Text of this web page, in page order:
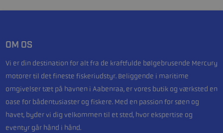
OM OS
Vi er din destination for alt fra de kraftfulde bølgebrusende Mercury
motorer til det fineste fiskeriudstyr. Beliggende i maritime
omgivelser tæt på havnen i Aabenraa, er vores butik og værksted en
oase for bådentusiaster og fiskere. Med en passion for søen og
havet, byder vi dig velkommen til et sted, hvor ekspertise og
eventyr går hånd i hånd.